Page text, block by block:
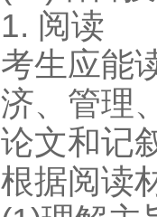
1. 阅读
考生应能
济、管理
论文和记
根据阅读